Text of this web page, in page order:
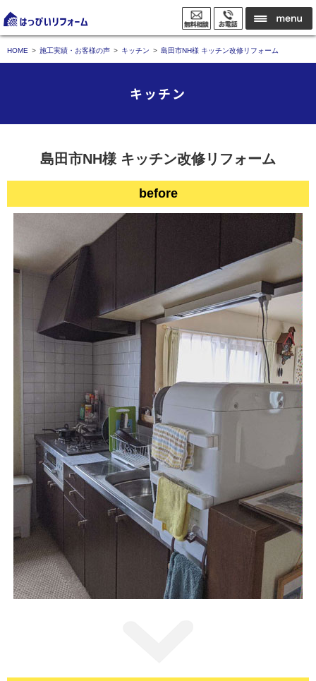
HOME 施工実績・お客様の声 キッチン 島田市NH様 キッチン改修リフォーム
キッチン
島田市NH様 キッチン改修リフォーム
before